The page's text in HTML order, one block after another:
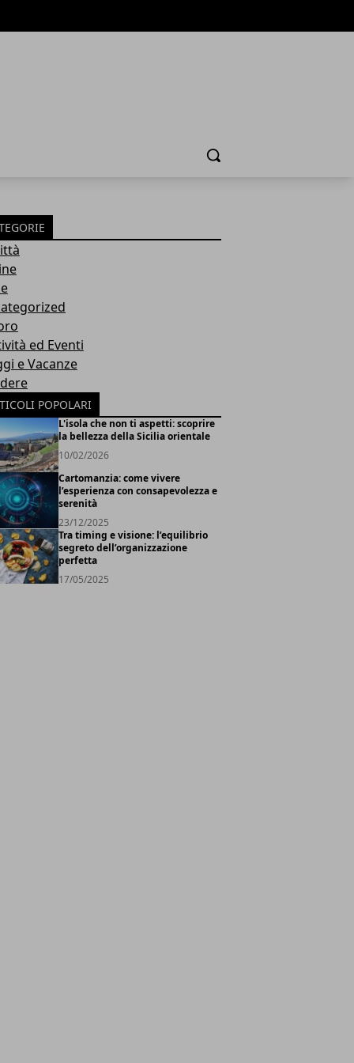
Cerca
ed Eventi
e Vacanze
POPOLARI
L'isola che non ti aspetti: scoprire
la bellezza della Sicilia orientale
10/02/2026
Cartomanzia: come vivere
l’esperienza con consapevolezza e
serenità
23/12/2025
Tra timing e visione: l’equilibrio
segreto dell’organizzazione
perfetta
17/05/2025